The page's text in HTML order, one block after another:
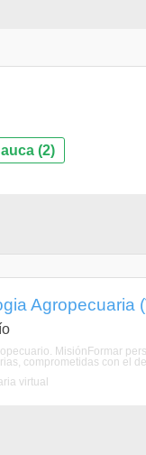
(2)
Agropecuaria
MisiónFormar
comprometidas con el
virtual